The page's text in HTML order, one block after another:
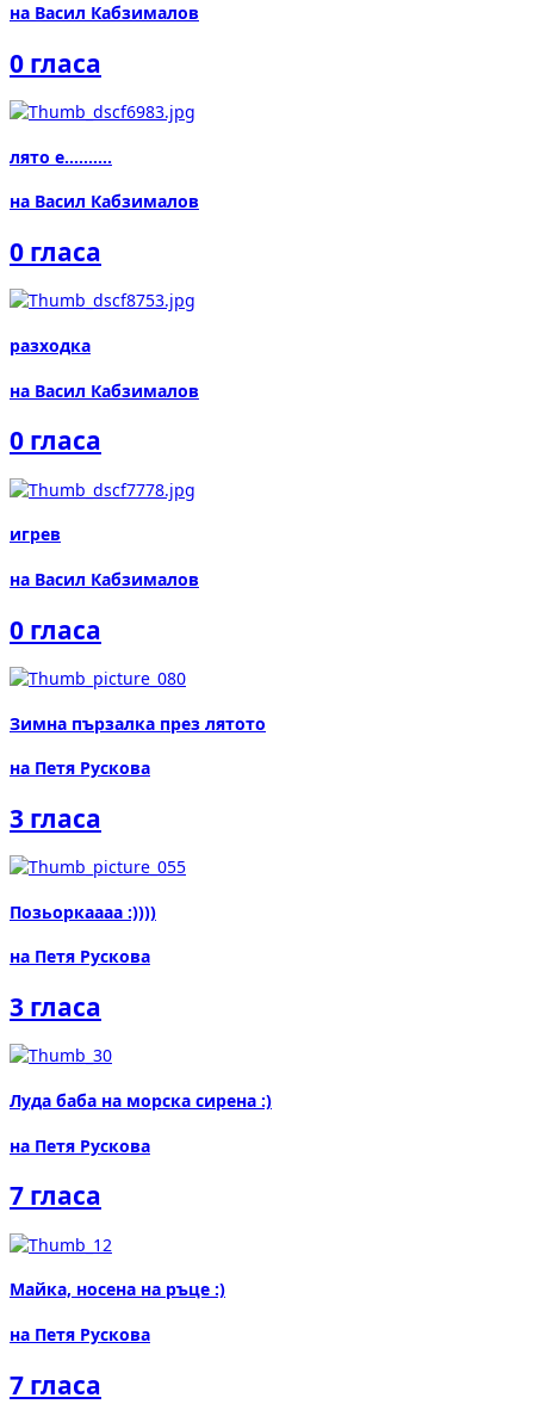
на Васил Кабзималов
0 гласа
лято е..........
на Васил Кабзималов
0 гласа
разходка
на Васил Кабзималов
0 гласа
игрев
на Васил Кабзималов
0 гласа
Зимна пързалка през лятото
на Петя Рускова
3 гласа
Позьоркаааа :))))
на Петя Рускова
3 гласа
Луда баба на морска сирена :)
на Петя Рускова
7 гласа
Майка, носена на ръце :)
на Петя Рускова
7 гласа